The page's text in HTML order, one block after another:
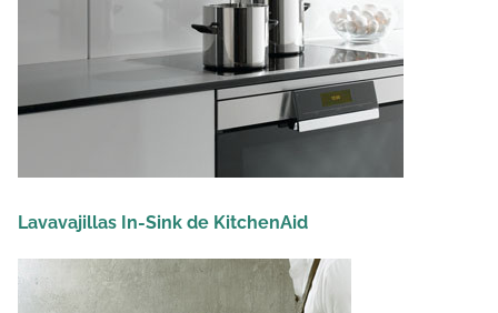
Lavavajillas In-Sink de KitchenAid